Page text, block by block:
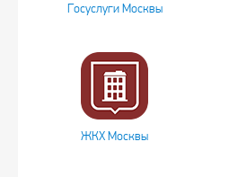
Госуслуги Москвы
ЖКХ Москвы